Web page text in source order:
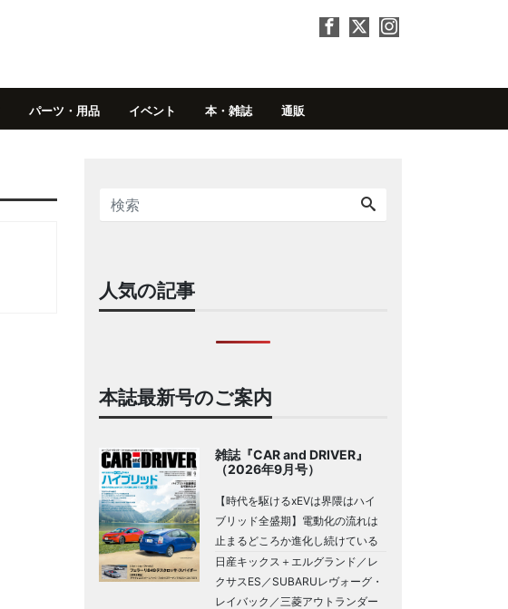
パーツ・用品 イベント 本・雑誌 通販
人気の記事
本誌最新号のご案内
雑誌『CAR and DRIVER』
（2026年9月号）
【時代を駆けるxEVは界隈はハイ
ブリッド全盛期】電動化の流れは
止まるどころか進化し続けている
日産キックス＋エルグランド／レ
クサスES／SUBARUレヴォーグ・
レイバック／三菱アウトランダー